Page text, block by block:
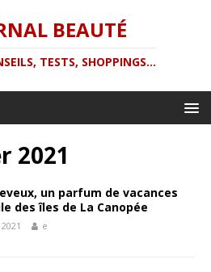
BEAUTÉ
TESTS, SHOPPINGS...
2021
un parfum de vacances
des îles de La Canopée
e